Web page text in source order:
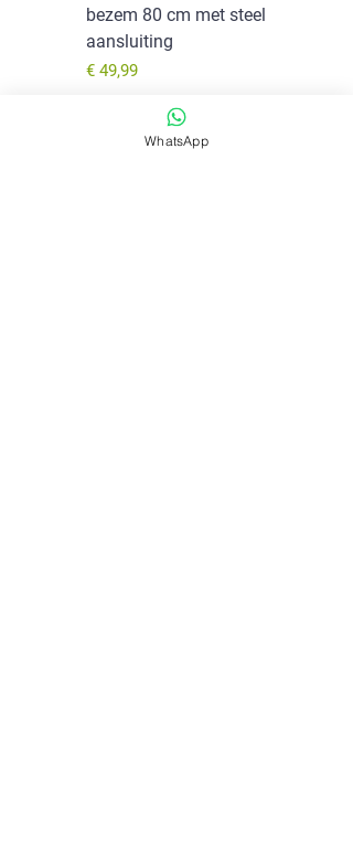
bezem 80 cm met steel
aansluiting
Prijs
€ 49,99
In winkelwagen
WhatsApp